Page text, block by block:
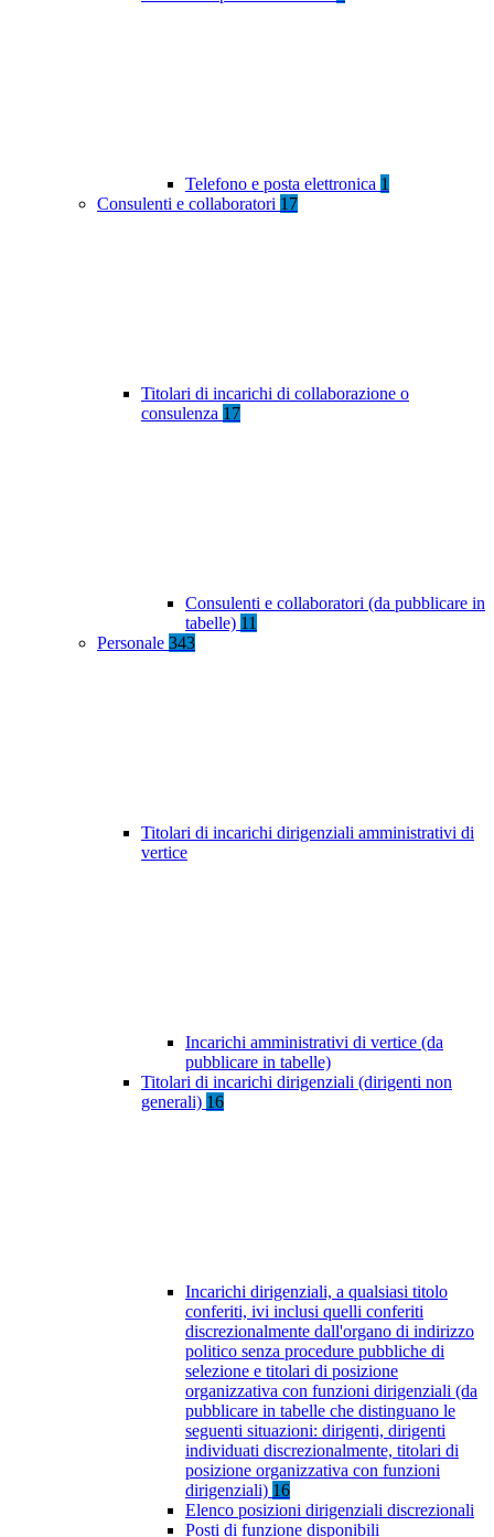
Telefono e posta elettronica 1
Consulenti e collaboratori 17
Titolari di incarichi di collaborazione o
consulenza 17
Consulenti e collaboratori (da pubblicare in
tabelle) 11
Personale 343
Titolari di incarichi dirigenziali amministrativi di
vertice
Incarichi amministrativi di vertice (da
pubblicare in tabelle)
Titolari di incarichi dirigenziali (dirigenti non
generali) 16
Incarichi dirigenziali, a qualsiasi titolo
conferiti, ivi inclusi quelli conferiti
discrezionalmente dall'organo di indirizzo
politico senza procedure pubbliche di
selezione e titolari di posizione
organizzativa con funzioni dirigenziali (da
pubblicare in tabelle che distinguano le
seguenti situazioni: dirigenti, dirigenti
individuati discrezionalmente, titolari di
posizione organizzativa con funzioni
dirigenziali) 16
Elenco posizioni dirigenziali discrezionali
Posti di funzione disponibili